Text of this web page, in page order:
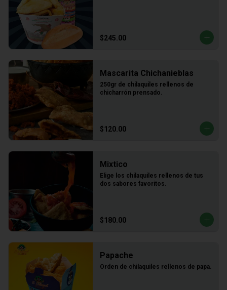
$245.00
Mascarita Chichanieblas
250gr de chilaquiles rellenos de
chicharrón prensado.
$120.00
Mixtico
Elige los chilaquiles rellenos de tus
dos sabores favoritos.
$180.00
Papache
Orden de chilaquiles rellenos de papa.